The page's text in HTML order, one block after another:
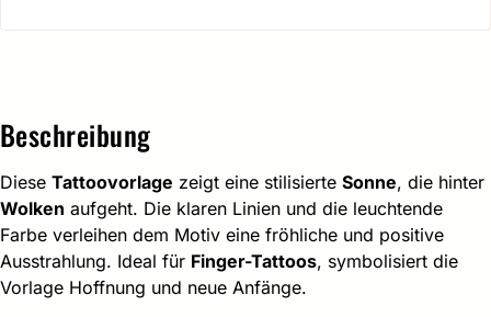
Beschreibung
Diese Tattoovorlage zeigt eine stilisierte Sonne, die hinter
Wolken aufgeht. Die klaren Linien und die leuchtende
Farbe verleihen dem Motiv eine fröhliche und positive
Ausstrahlung. Ideal für Finger-Tattoos, symbolisiert die
Vorlage Hoffnung und neue Anfänge.